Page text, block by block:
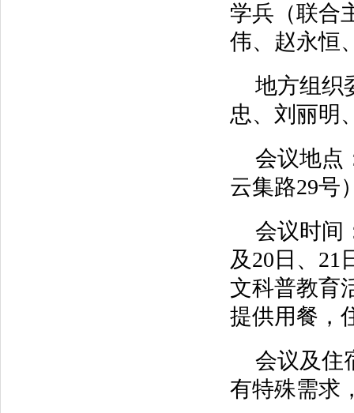
学兵（联合
伟、赵永恒
地方组织
忠、刘丽明
会议地点
云集路29号
会议时间
及20日、21
文科普教育
提供用餐，
会议及住
有特殊需求